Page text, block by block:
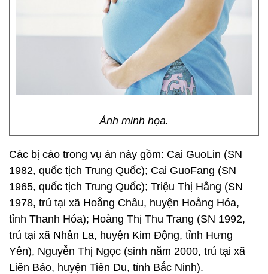
Ảnh minh họa.
Các bị cáo trong vụ án này gồm: Cai GuoLin (SN
1982, quốc tịch Trung Quốc); Cai GuoFang (SN
1965, quốc tịch Trung Quốc); Triệu Thị Hằng (SN
1978, trú tại xã Hoằng Châu, huyện Hoằng Hóa,
tỉnh Thanh Hóa); Hoàng Thị Thu Trang (SN 1992,
trú tại xã Nhân La, huyện Kim Động, tỉnh Hưng
Yên), Nguyễn Thị Ngọc (sinh năm 2000, trú tại xã
Liên Bảo, huyện Tiên Du, tỉnh Bắc Ninh).